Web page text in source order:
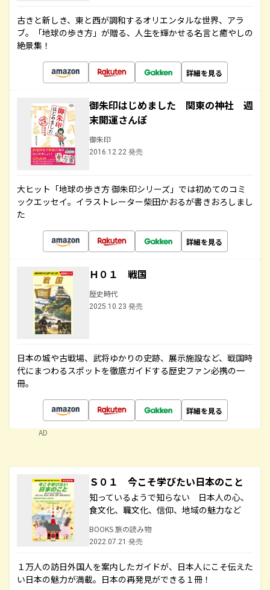
古きと新しき、東と西が調和するオリエンタルな世界、アラ
ブ。「地球の歩き方」が贈る、人生を輝かせる名言と癒やしの
絶景集！
詳細を見る
御朱印はじめました 関東の神社 週
末開運さんぽ
御朱印
2016.12.22 発売
大ヒット「地球の歩き方 御朱印シリーズ」では初めてのコミ
ックエッセイ。イラストレーター柴田かおるが書きおろしまし
た
詳細を見る
Ｈ０１ 戦国
歴史時代
2025.10.23 発売
日本の城や古戦場、武将ゆかりの史跡、展示施設など、戦国時
代にまつわるスポットを徹底ガイドする歴史ファン必携の一
冊。
詳細を見る
AD
Ｓ０１ 今こそ学びたい日本のこと
知っているようで知らない 日本人の心、
食文化、職文化、信仰、地域の魅力など
BOOKS 旅の読み物
2022.07.21 発売
１万人の訪日外国人を案内したガイドが、日本人にこそ伝えた
い日本の魅力が満載。日本の再発見ができる１冊！